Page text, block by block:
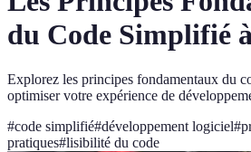
du Code Simplifié
Explorez les principes fondamentaux du
optimiser votre expérience de
#code simplifié#développement logiciel#
pratiques#lisibilité du code